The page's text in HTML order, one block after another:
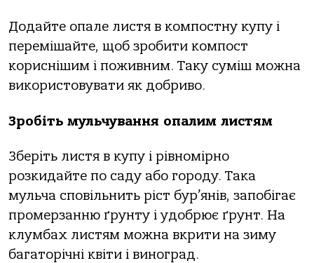
Додайте опале листя в компостну купу і
перемішайте, щоб зробити компост
кориснішим і поживним. Таку суміш можна
використовувати як добриво.
Зробіть мульчування опалим листям
Зберіть листя в купу і рівномірно
розкидайте по саду або городу. Така
мульча сповільнить ріст бур’янів, запобігає
промерзанню ґрунту і удобрює ґрунт. На
клумбах листям можна вкрити на зиму
багаторічні квіти і виноград.